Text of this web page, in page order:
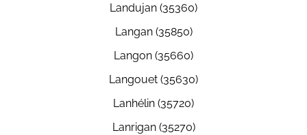
Landujan (35360)
Langan (35850)
Langon (35660)
Langouet (35630)
Lanhélin (35720)
Lanrigan (35270)